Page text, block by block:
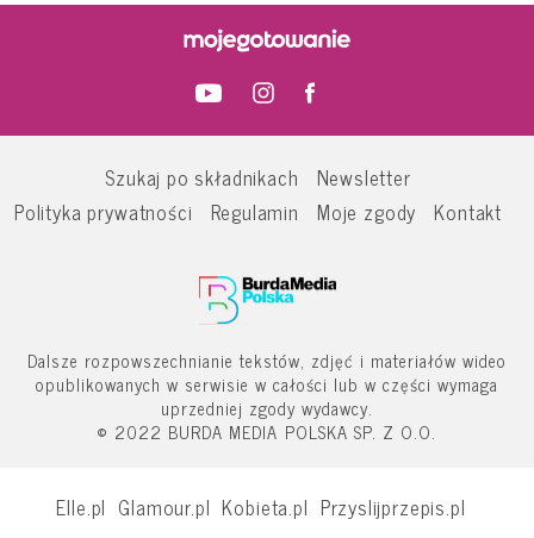
Szukaj po składnikach
Newsletter
Polityka prywatności
Regulamin Moje zgody Kontakt
Dalsze rozpowszechnianie tekstów, zdjęć i materiałów wideo
opublikowanych w serwisie w całości lub w części wymaga
uprzedniej zgody wydawcy.
© 2022 BURDA MEDIA POLSKA SP. Z O.O.
Elle.pl Glamour.pl Kobieta.pl Przyslijprzepis.pl